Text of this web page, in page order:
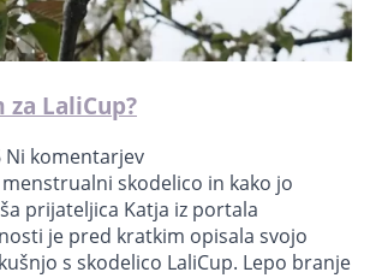
LaliCup?
Ni komentarjev
skodelico in kako jo
prijateljica Katja iz portala
je pred kratkim opisala svojo
s skodelico LaliCup. Lepo branje